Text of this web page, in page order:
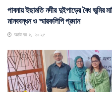
পাবনায় ইছামতি নদীর দুইপাড়ের বৈধ ভূমির
মানববন্ধন ও স্মারকলিপি প্রদান
অক্টোবর ৬, ২০২৫